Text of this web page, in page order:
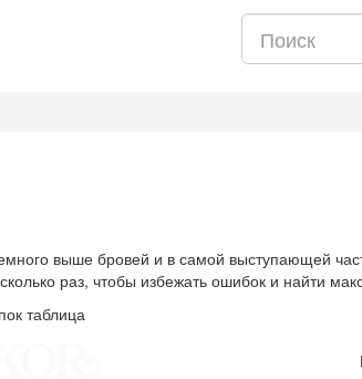
выше бровей и в самой выступающей
раз, чтобы избежать ошибок и найти